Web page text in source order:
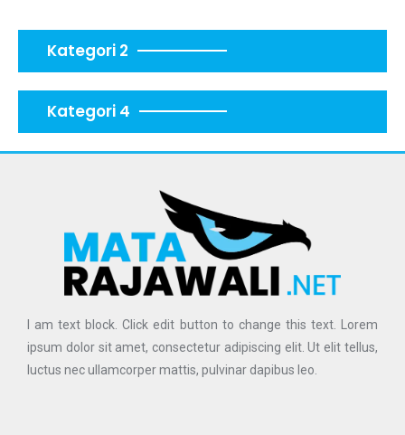
Kategori 2
Kategori 4
I am text block. Click edit button to change this text. Lorem
ipsum dolor sit amet, consectetur adipiscing elit. Ut elit tellus,
luctus nec ullamcorper mattis, pulvinar dapibus leo.